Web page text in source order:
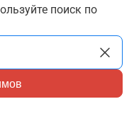
поиск по